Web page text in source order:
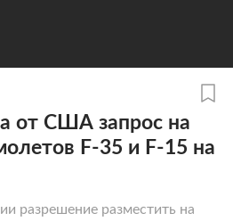
от США запрос на
F-35 и F-15 на
разрешение разместить на